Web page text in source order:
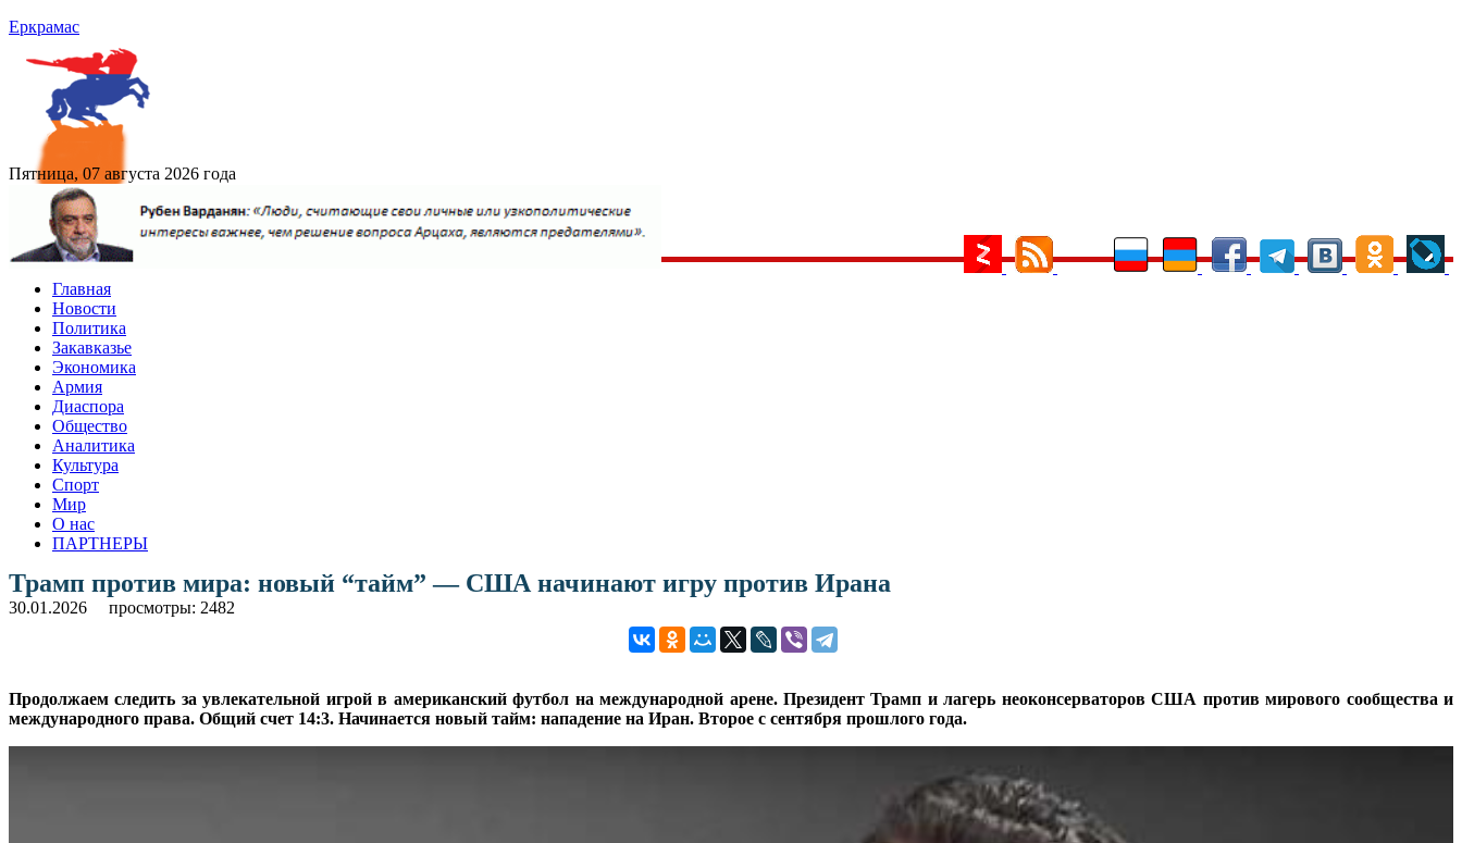
Еркрамас
Пятница, 07 августа 2026 года
Главная
Новости
Политика
Закавказье
Экономика
Армия
Диаспора
Общество
Аналитика
Культура
Спорт
Мир
О нас
ПАРТНЕРЫ
Трамп против мира: новый “тайм” — США начинают игру против Ирана
30.01.2026 просмотры: 2482
Продолжаем следить за увлекательной игрой в американский футбол на международной арене. Президент Трамп и лагерь неоконсерваторов США против мирового сообщества и
международного права. Общий счет 14:3. Начинается новый тайм: нападение на Иран. Второе с сентября прошлого года.